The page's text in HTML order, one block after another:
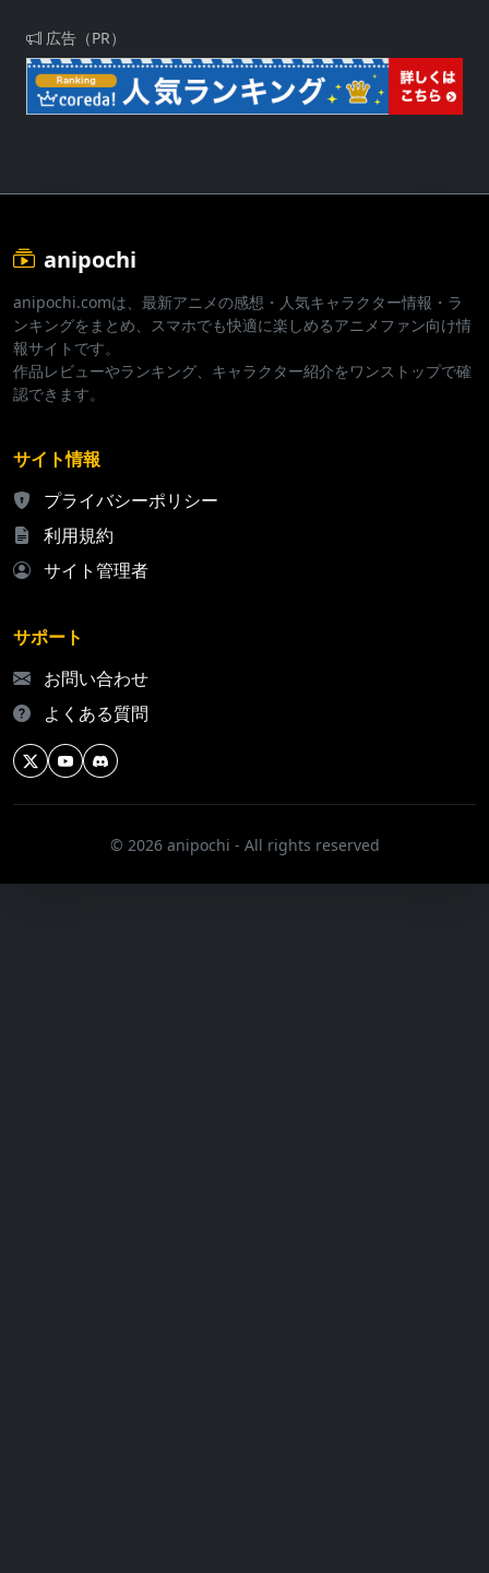
広告（PR）
anipochi
anipochi.comは、最新アニメの感想・人気キャラクター情報・ラ
ンキングをまとめ、スマホでも快適に楽しめるアニメファン向け情
報サイトです。
作品レビューやランキング、キャラクター紹介をワンストップで確
認できます。
サイト情報
プライバシーポリシー
利用規約
サイト管理者
サポート
お問い合わせ
よくある質問
© 2026 anipochi - All rights reserved